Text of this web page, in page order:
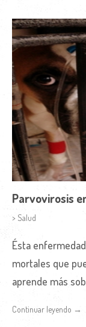
Parvovirosis
> Salud
Ésta
mortales que
aprende más
Continuar leyendo →